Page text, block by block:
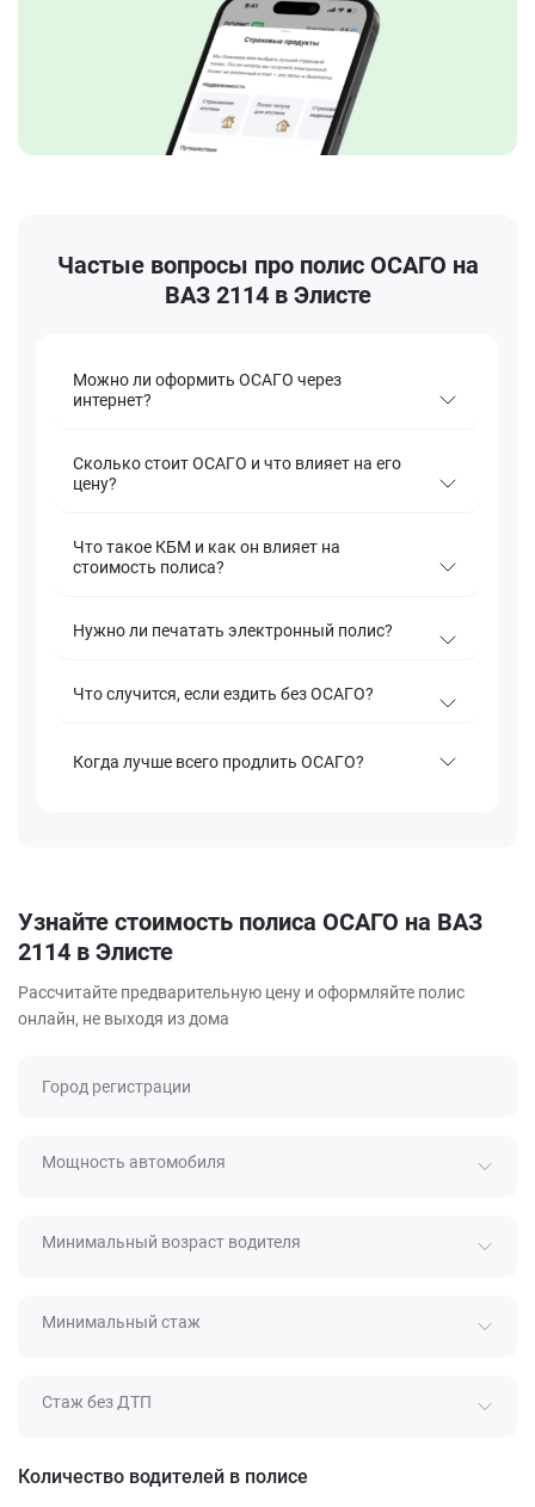
Частые вопросы про полис ОСАГО на
ВАЗ 2114 в Элисте
Можно ли оформить ОСАГО через
интернет?
Сколько стоит ОСАГО и что влияет на его
цену?
Что такое КБМ и как он влияет на
стоимость полиса?
Нужно ли печатать электронный полис?
Что случится, если ездить без ОСАГО?
Когда лучше всего продлить ОСАГО?
Узнайте стоимость полиса ОСАГО на ВАЗ
2114 в Элисте
Рассчитайте предварительную цену и оформляйте полис
онлайн, не выходя из дома
Город регистрации
Мощность автомобиля
Минимальный возраст водителя
Минимальный стаж
Стаж без ДТП
Количество водителей в полисе